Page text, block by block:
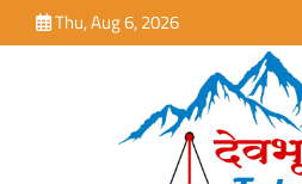
to
Thu, Aug 6, 2026